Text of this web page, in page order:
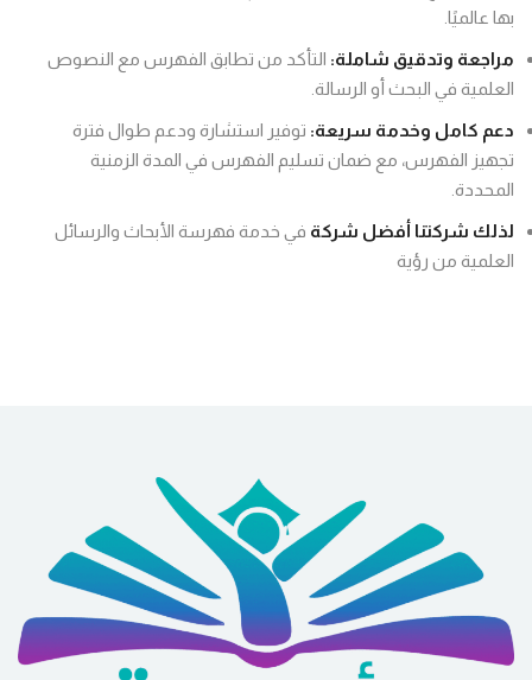
بها عالميًا.
مراجعة وتدقيق شاملة: التأكد من تطابق الفهرس مع النصوص
العلمية في البحث أو الرسالة.
دعم كامل وخدمة سريعة: توفير استشارة ودعم طوال فترة
تجهيز الفهرس، مع ضمان تسليم الفهرس في المدة الزمنية
المحددة.
لذلك شركتنا أفضل شركة في خدمة فهرسة الأبحاث والرسائل
العلمية من رؤية